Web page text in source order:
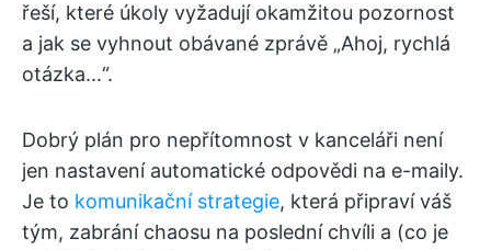
řeší, které úkoly vyžadují okamžitou pozornost
a jak se vyhnout obávané zprávě „Ahoj, rychlá
otázka...“.
Dobrý plán pro nepřítomnost v kanceláři není
jen nastavení automatické odpovědi na e-maily.
Je to komunikační strategie, která připraví váš
tým, zabrání chaosu na poslední chvíli a (co je